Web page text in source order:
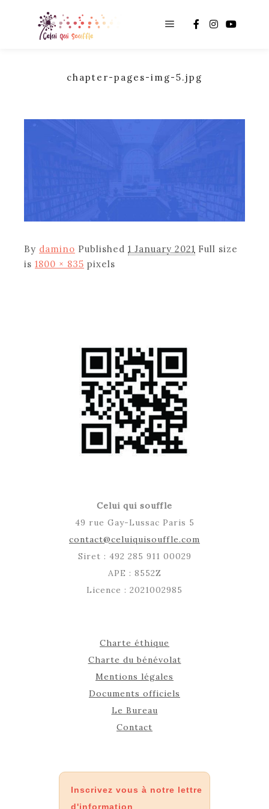
chapter-pages-img-5.jpg
By damino Published 1 January 2021 Full size
is 1800 × 835 pixels
Celui qui souffle
49 rue Gay-Lussac Paris 5
contact@celuiquisouffle.com
Siret : 492 285 911 00029
APE : 8552Z
Licence : 2021002985
Charte éthique
Charte du bénévolat
Mentions légales
Documents officiels
Le Bureau
Contact
Inscrivez vous à notre lettre
d'information